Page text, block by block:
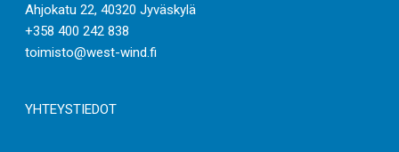
Ahjokatu 22, 40320 Jyväskylä
+358 400 242 838
toimisto@west-wind.fi
YHTEYSTIEDOT